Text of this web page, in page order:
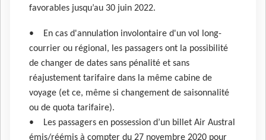
favorables jusqu’au 30 juin 2022.
• En cas d'annulation involontaire d'un vol long-
courrier ou régional, les passagers ont la possibilité
de changer de dates sans pénalité et sans
réajustement tarifaire dans la même cabine de
voyage (et ce, même si changement de saisonnalité
ou de quota tarifaire).
• Les passagers en possession d’un billet Air Austral
émis/réémis à compter du 27 novembre 2020 pour